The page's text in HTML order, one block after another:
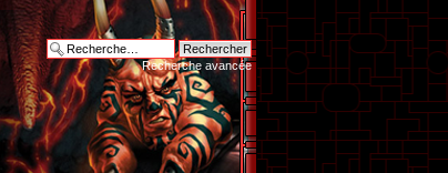
Recherche avancée